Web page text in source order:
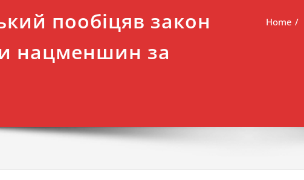
пообіцяв закон
нацменшин за
Home